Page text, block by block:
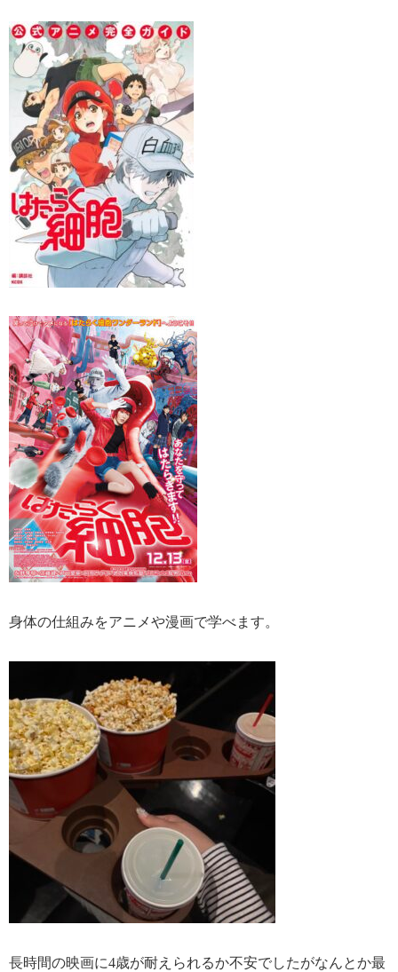
身体の仕組みをアニメや漫画で学べます。
長時間の映画に4歳が耐えられるか不安でしたがなんとか最